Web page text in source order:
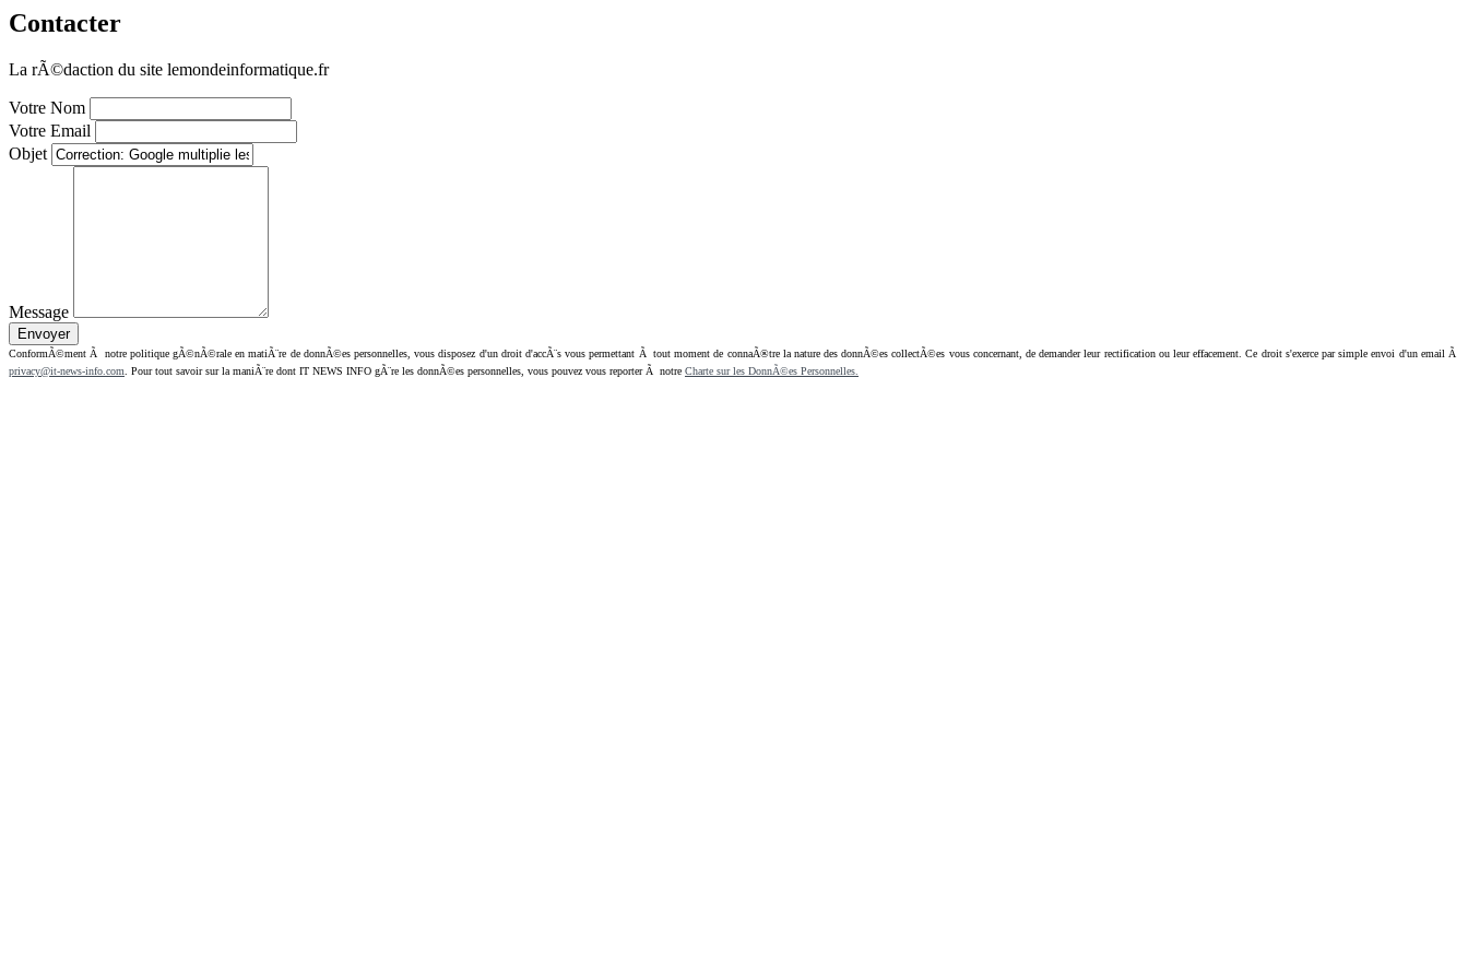
Contacter
La rÃ©daction du site lemondeinformatique.fr
Votre Nom
Votre Email
Objet
Message
ConformÃ©ment Ã notre politique gÃ©nÃ©rale en matiÃ¨re de donnÃ©es personnelles, vous disposez d'un droit d'accÃ¨s vous permettant Ã tout moment de connaÃ®tre la nature des donnÃ©es collectÃ©es vous concernant, de demander leur rectification ou leur effacement. Ce droit s'exerce par simple envoi d'un email Ã
privacy@it-news-info.com . Pour tout savoir sur la maniÃ¨re dont IT NEWS INFO gÃ¨re les donnÃ©es personnelles, vous pouvez vous reporter Ã notre Charte sur les DonnÃ©es Personnelles.